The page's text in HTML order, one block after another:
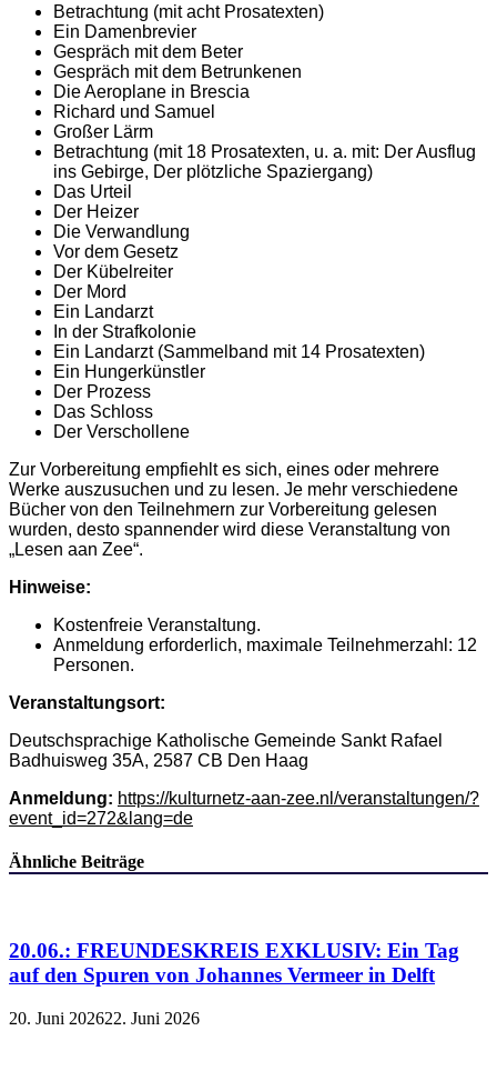
Betrachtung (mit acht Prosatexten)
Ein Damenbrevier
Gespräch mit dem Beter
Gespräch mit dem Betrunkenen
Die Aeroplane in Brescia
Richard und Samuel
Großer Lärm
Betrachtung (mit 18 Prosatexten, u. a. mit: Der Ausflug
ins Gebirge, Der plötzliche Spaziergang)
Das Urteil
Der Heizer
Die Verwandlung
Vor dem Gesetz
Der Kübelreiter
Der Mord
Ein Landarzt
In der Strafkolonie
Ein Landarzt (Sammelband mit 14 Prosatexten)
Ein Hungerkünstler
Der Prozess
Das Schloss
Der Verschollene
Zur Vorbereitung empfiehlt es sich, eines oder mehrere
Werke auszusuchen und zu lesen. Je mehr verschiedene
Bücher von den Teilnehmern zur Vorbereitung gelesen
wurden, desto spannender wird diese Veranstaltung von
„Lesen aan Zee“.
Hinweise:
Kostenfreie Veranstaltung.
Anmeldung erforderlich, maximale Teilnehmerzahl: 12
Personen.
Veranstaltungsort:
Deutschsprachige Katholische Gemeinde Sankt Rafael
Badhuisweg 35A, 2587 CB Den Haag
Anmeldung: https://kulturnetz-aan-zee.nl/veranstaltungen/?
event_id=272&lang=de
Ähnliche Beiträge
20.06.: FREUNDESKREIS EXKLUSIV: Ein Tag
auf den Spuren von Johannes Vermeer in Delft
20. Juni 202622. Juni 2026